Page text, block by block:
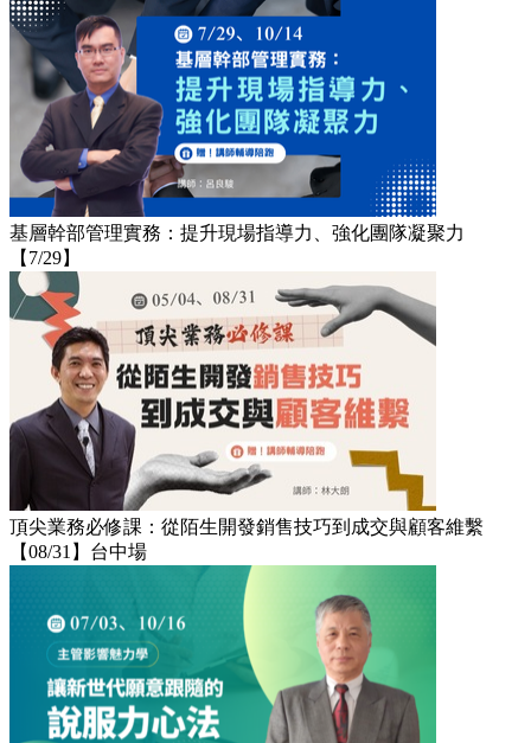
基層幹部管理實務：提升現場指導力、強化團隊凝聚力
【7/29】
頂尖業務必修課：從陌生開發銷售技巧到成交與顧客維繫
【08/31】台中場